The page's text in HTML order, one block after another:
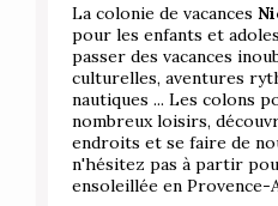
La colonie de vacances
pour les enfants et
passer des vacances
culturelles, aventures
nautiques ... Les colons
nombreux loisirs,
endroits et se faire de
n'hésitez pas à partir
ensoleillée en Provence-